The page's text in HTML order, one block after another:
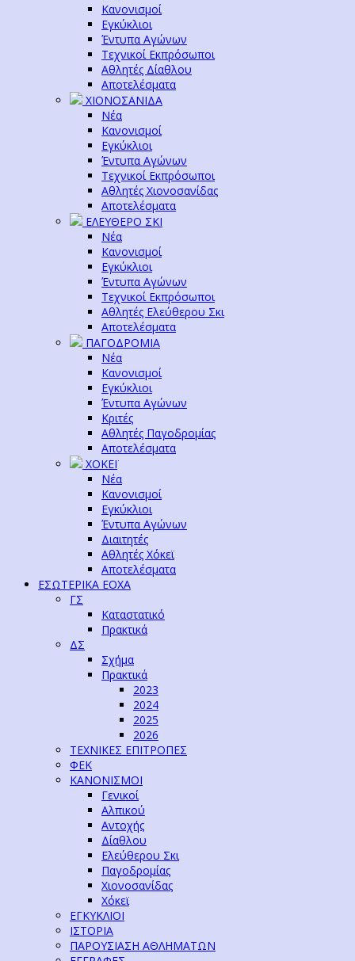
Κανονισμοί
Εγκύκλιοι
Έντυπα Αγώνων
Τεχνικοί Εκπρόσωποι
Αθλητές Δίαθλου
Αποτελέσματα
ΧΙΟΝΟΣΑΝΙΔΑ
Νέα
Κανονισμοί
Εγκύκλιοι
Έντυπα Αγώνων
Τεχνικοί Εκπρόσωποι
Αθλητές Χιονοσανίδας
Αποτελέσματα
ΕΛΕΥΘΕΡΟ ΣΚΙ
Νέα
Κανονισμοί
Εγκύκλιοι
Έντυπα Αγώνων
Τεχνικοί Εκπρόσωποι
Αθλητές Ελεύθερου Σκι
Αποτελέσματα
ΠΑΓΟΔΡΟΜΙΑ
Νέα
Κανονισμοί
Εγκύκλιοι
Έντυπα Αγώνων
Κριτές
Αθλητές Παγοδρομίας
Αποτελέσματα
ΧΟΚΕΪ
Νέα
Κανονισμοί
Εγκύκλιοι
Έντυπα Αγώνων
Διαιτητές
Αθλητές Χόκεϊ
Αποτελέσματα
ΕΣΩΤΕΡΙΚΑ ΕΟΧΑ
ΓΣ
Καταστατικό
Πρακτικά
ΔΣ
Σχήμα
Πρακτικά
2023
2024
2025
2026
ΤΕΧΝΙΚΕΣ ΕΠΙΤΡΟΠΕΣ
ΦΕΚ
ΚΑΝΟΝΙΣΜΟΙ
Γενικοί
Αλπικού
Αντοχής
Δίαθλου
Ελεύθερου Σκι
Παγοδρομίας
Χιονοσανίδας
Χόκεϊ
ΕΓΚΥΚΛΙΟΙ
ΙΣΤΟΡΙΑ
ΠΑΡΟΥΣΙΑΣΗ ΑΘΛΗΜΑΤΩΝ